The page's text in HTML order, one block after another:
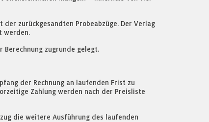
zurückgesandten Probeabzüge. Der Verlag
werden.
Berechnung zugrunde gelegt.
der Rechnung an laufenden Frist zu
Zahlung werden nach der Preisliste
die weitere Ausführung des laufenden